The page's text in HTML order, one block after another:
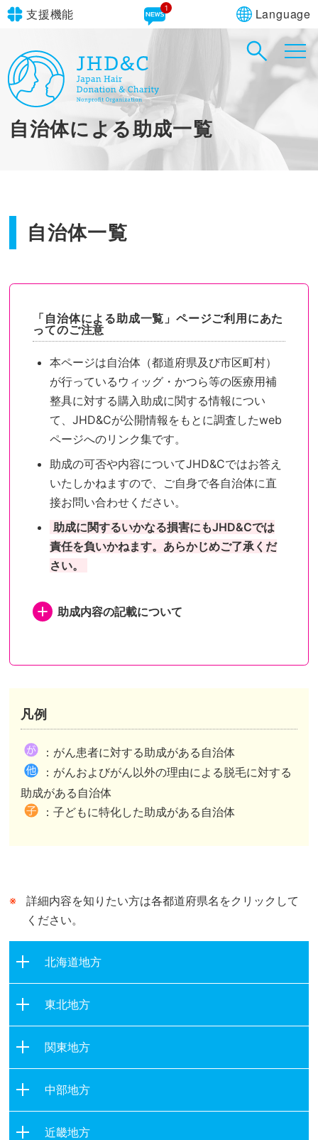
支援機能
文字サイズ 標準
青 黒
やさしいにほんご
1 Language
in simple English
自治体による助成一覧
自治体一覧
「自治体による助成一覧」ページご利用にあた
ってのご注意
本ページは自治体（都道府県及び市区町村）
が行っているウィッグ・かつら等の医療用補
整具に対する購入助成に関する情報につい
て、JHD&Cが公開情報をもとに調査したweb
ページへのリンク集です。
助成の可否や内容についてJHD&Cではお答え
いたしかねますので、ご自身で各自治体に直
接お問い合わせください。
助成に関するいかなる損害にもJHD&Cでは
責任を負いかねます。あらかじめご了承くだ
さい。
助成内容の記載について
都道府県内市区町村が助成を行いその情報を都道府県がまとめたケースがあります。
市区町村独自の助成がある自治体は、自治体公式ホームページの助成事業ページまたは概要が記されたページへリンクしています。
市区町村独自の助成がない自治体は、自治体公式ホームページのトップページへリンクしています。
都道府県が行う助成との併用可、不可は市区町村によって異なります。
凡例
：がん患者に対する助成がある自治体
：がんおよびがん以外の理由による脱毛に対する
助成がある自治体
：子どもに特化した助成がある自治体
詳細内容を知りたい方は各都道府県名をクリックして
ください。
北海道地方
東北地方
宮城県
秋田県
山形県
関東地方
群馬県
中部地方
近畿地方